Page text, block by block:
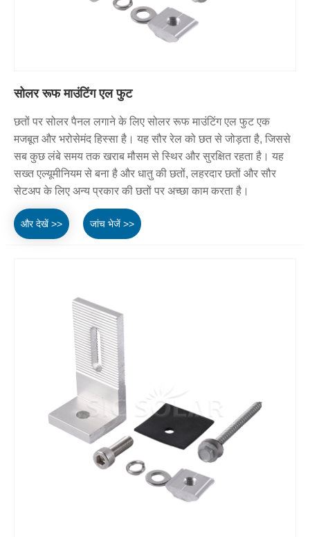
सोलर रूफ माउंटिंग एल फुट
छतों पर सोलर पैनल लगाने के लिए सोलर रूफ माउंटिंग एल फुट एक
मजबूत और भरोसेमंद हिस्सा है। यह सौर रेल को छत से जोड़ता है, जिससे
सब कुछ लंबे समय तक खराब मौसम से स्थिर और सुरक्षित रहता है। यह
सख्त एल्यूमीनियम से बना है और धातु की छतों, लहरदार छतों और सौर
सेटअप के लिए अन्य प्रकार की छतों पर अच्छा काम करता है।
और देखें >> जांच भेजें >>